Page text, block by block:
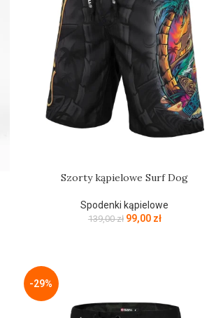
Szorty kąpielowe Surf Dog
Spodenki kąpielowe
139,00zł 99,00 zł
-29%